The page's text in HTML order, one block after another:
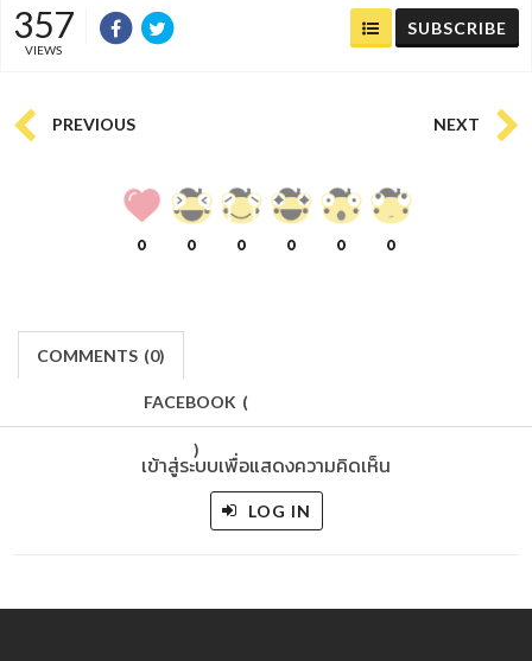
357
VIEWS
SUBSCRIBE
PREVIOUS NEXT
0 0 0 0 0 0
COMMENTS (0)
FACEBOOK (
)
เข้าสู่ระบบเพื่อแสดงความคิดเห็น
LOG IN